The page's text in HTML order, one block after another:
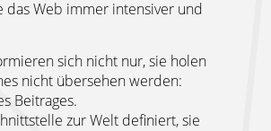
Web immer intensiver und
sich nicht nur, sie holen
nicht übersehen werden:
Beitrages.
zur Welt definiert, sie